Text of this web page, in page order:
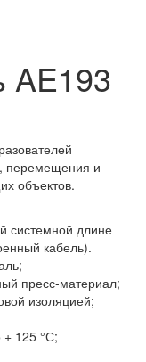
AE193
перемещения и
объектов.
системной длине
кабель).
пресс-материал;
изоляцией;
125 °С;